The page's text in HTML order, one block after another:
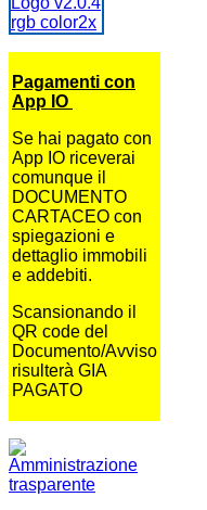
Pagamenti con
App IO
Se hai pagato con
App IO riceverai
comunque il
DOCUMENTO
CARTACEO con
spiegazioni e
dettaglio immobili
e addebiti.
Scansionando il
QR code del
Documento/Avviso
risulterà GIA
PAGATO